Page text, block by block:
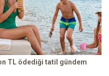
TL ödediği tatil gündem